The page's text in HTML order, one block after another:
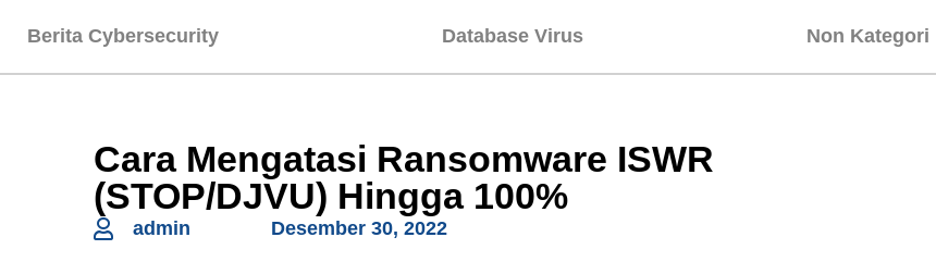
Berita Cybersecurity Database Virus Non Kategori
Cara Mengatasi Ransomware ISWR
(STOP/DJVU) Hingga 100%
admin Desember 30, 2022